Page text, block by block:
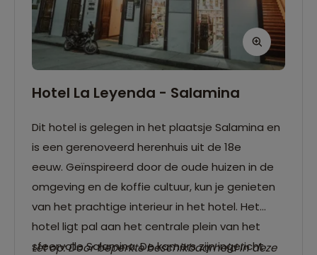
Hotel La Leyenda - Salamina
Dit hotel is gelegen in het plaatsje Salamina en
is een gerenoveerd herenhuis uit de 18e
eeuw. Geïnspireerd door de oude huizen in de
omgeving en de koffie cultuur, kun je genieten
van het prachtige interieur in het hotel. Het
hotel ligt pal aan het centrale plein van het
sfeervolle Salamina. De kamers zijn ingericht
Let op: Door beperkte beschikbaarheid in deze